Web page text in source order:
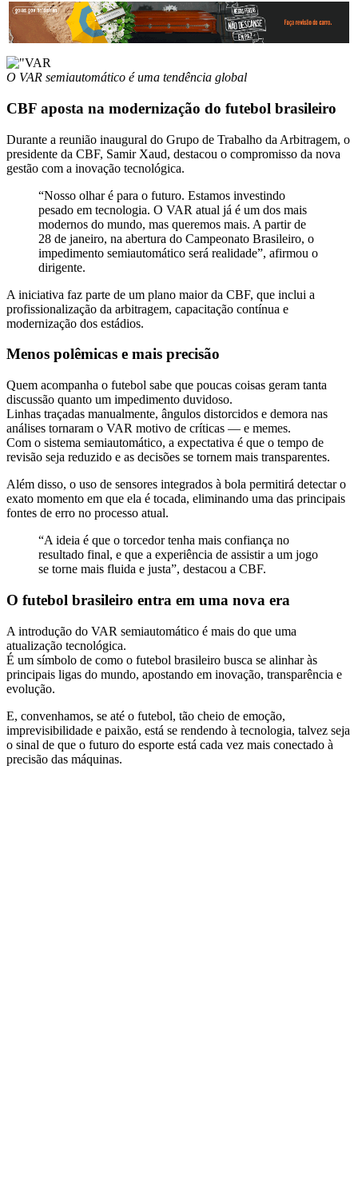
O VAR semiautomático é uma tendência global
CBF aposta na modernização do futebol brasileiro
Durante a reunião inaugural do Grupo de Trabalho da Arbitragem, o
presidente da CBF, Samir Xaud, destacou o compromisso da nova
gestão com a inovação tecnológica.
“Nosso olhar é para o futuro. Estamos investindo
pesado em tecnologia. O VAR atual já é um dos mais
modernos do mundo, mas queremos mais. A partir de
28 de janeiro, na abertura do Campeonato Brasileiro, o
impedimento semiautomático será realidade”, afirmou o
dirigente.
A iniciativa faz parte de um plano maior da CBF, que inclui a
profissionalização da arbitragem, capacitação contínua e
modernização dos estádios.
Menos polêmicas e mais precisão
Quem acompanha o futebol sabe que poucas coisas geram tanta
discussão quanto um impedimento duvidoso.
Linhas traçadas manualmente, ângulos distorcidos e demora nas
análises tornaram o VAR motivo de críticas — e memes.
Com o sistema semiautomático, a expectativa é que o tempo de
revisão seja reduzido e as decisões se tornem mais transparentes.
Além disso, o uso de sensores integrados à bola permitirá detectar o
exato momento em que ela é tocada, eliminando uma das principais
fontes de erro no processo atual.
“A ideia é que o torcedor tenha mais confiança no
resultado final, e que a experiência de assistir a um jogo
se torne mais fluida e justa”, destacou a CBF.
O futebol brasileiro entra em uma nova era
A introdução do VAR semiautomático é mais do que uma
atualização tecnológica.
É um símbolo de como o futebol brasileiro busca se alinhar às
principais ligas do mundo, apostando em inovação, transparência e
evolução.
E, convenhamos, se até o futebol, tão cheio de emoção,
imprevisibilidade e paixão, está se rendendo à tecnologia, talvez seja
o sinal de que o futuro do esporte está cada vez mais conectado à
precisão das máquinas.